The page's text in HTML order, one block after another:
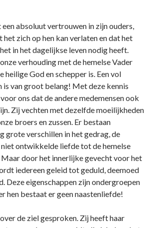
absoluut vertrouwen in zijn ouders,
zich op hen kan verlaten en dat het
in het dagelijkse leven nodig heeft.
verhouding met de hemelse Vader
heilige God en schepper is. Een vol
van groot belang! Met deze kennis
ons dat de andere medemensen ook
Zij vechten met dezelfde moeilijkheden
broers en zussen. Er bestaan
grote verschillen in het gedrag, de
niet ontwikkelde liefde tot de hemelse
door het innerlijke gevecht voor het
iedereen geleid tot geduld, deemoed
Deze eigenschappen zijn ondergroepen
hen bestaat er geen naastenliefde!
de ziel gesproken. Zij heeft haar